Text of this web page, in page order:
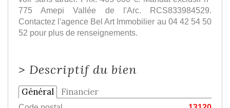
775 Amepi Vallée de l'Arc. RCS833984529.
Contactez l'agence Bel Art Immobilier au 04 42 54 50
52 pour plus de renseignements.
> Descriptif du bien
Général Financier